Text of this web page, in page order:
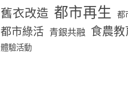
舊衣改造 都市再生 都
都市綠活 青銀共融 食農教
體驗活動